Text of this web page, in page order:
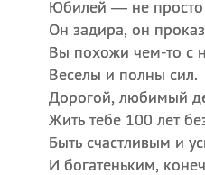
Юбилей — не просто
Он задира, он
Вы похожи чем-то с
Веcелы и полны сил.
Дорогой, любимый
Жить тебе 100 лет
Быть счастливым и
И богатеньким,